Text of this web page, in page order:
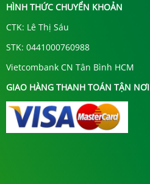
HÌNH THỨC CHUYỂN KHOẢN
CTK: Lê Thị Sáu
STK: 0441000760988
Vietcombank CN Tân Bình HCM
GIAO HÀNG THANH TOÁN TẬN NƠI